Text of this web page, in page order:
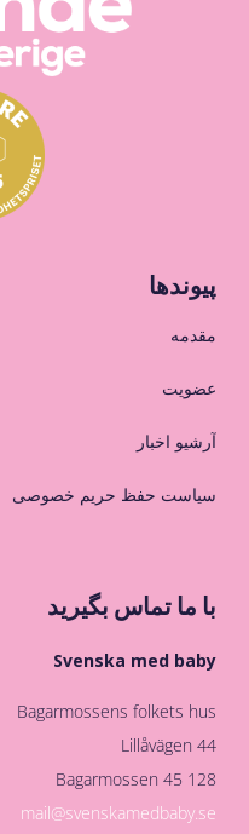
پیوندها
مقدمه
عضویت
آرشیو اخبار
سیاست حفظ حریم خصوصی
با ما تماس بگیرید
Svenska med baby
Bagarmossens folkets hus
Lillåvägen 44
128 45 Bagarmossen
mail@svenskamedbaby.se